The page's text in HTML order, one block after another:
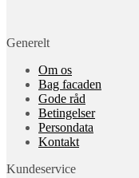
Generelt
Om os
Bag facaden
Gode råd
Betingelser
Persondata
Kontakt
Kundeservice